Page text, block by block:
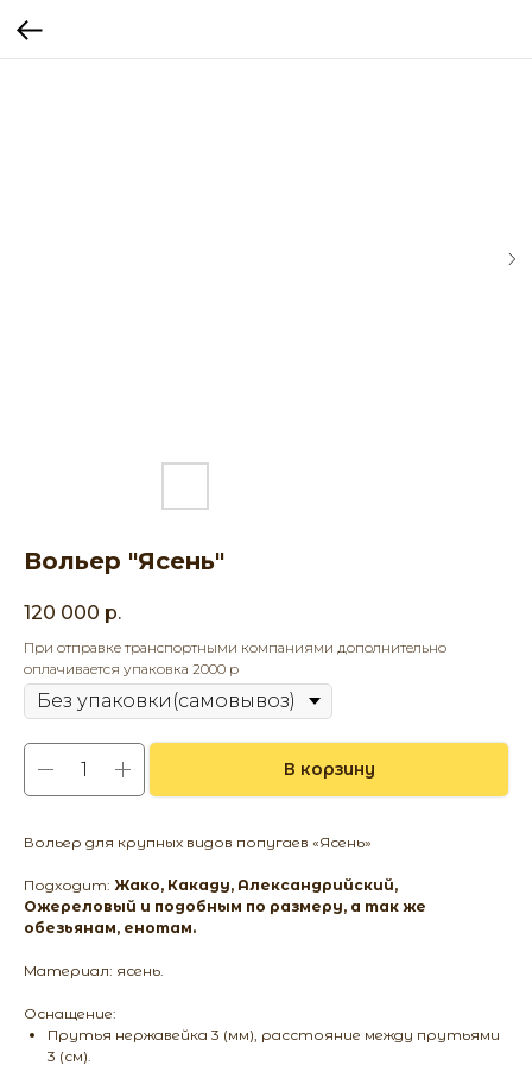
Вольер "Ясень"
120 000 р.
При отправке транспортными компаниями дополнительно
оплачивается упаковка 2000 р
В корзину
Вольер для крупных видов попугаев «Ясень»
Подходит: Жако, Какаду, Александрийский,
Ожереловый и подобным по размеру, а так же
обезьянам, енотам.
Материал: ясень.
Оснащение:
Прутья нержавейка 3 (мм), расстояние между прутьями
3 (см).